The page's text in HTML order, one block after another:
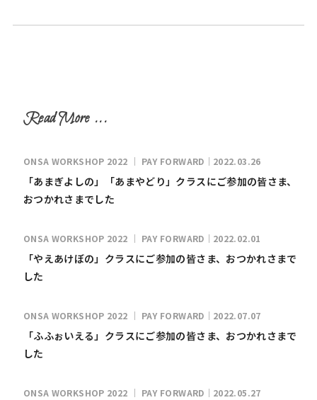
ONSA WORKSHOP 2022 ｜ PAY FORWARD｜2022.03.26
「あまぎよしの」「あまやどり」クラスにご参加の皆さま、
おつかれさまでした
ONSA WORKSHOP 2022 ｜ PAY FORWARD｜2022.02.01
「やえあけぼの」クラスにご参加の皆さま、おつかれさまで
した
ONSA WORKSHOP 2022 ｜ PAY FORWARD｜2022.07.07
「ふふぉいえる」クラスにご参加の皆さま、おつかれさまで
した
ONSA WORKSHOP 2022 ｜ PAY FORWARD｜2022.05.27